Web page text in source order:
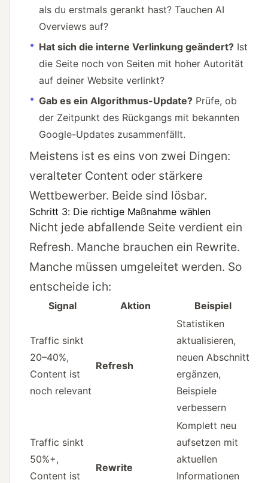
als du erstmals gerankt hast? Tauchen AI
Overviews auf?
Hat sich die interne Verlinkung geändert? Ist
die Seite noch von Seiten mit hoher Autorität
auf deiner Website verlinkt?
Gab es ein Algorithmus-Update? Prüfe, ob
der Zeitpunkt des Rückgangs mit bekannten
Google-Updates zusammenfällt.
Meistens ist es eins von zwei Dingen:
veralteter Content oder stärkere
Wettbewerber. Beide sind lösbar.
Schritt 3: Die richtige Maßnahme wählen
Nicht jede abfallende Seite verdient ein
Refresh. Manche brauchen ein Rewrite.
Manche müssen umgeleitet werden. So
entscheide ich:
Signal Aktion Beispiel
Traffic sinkt
20–40%,
Content ist
noch relevant
Refresh
Statistiken
aktualisieren,
neuen Abschnitt
ergänzen,
Beispiele
verbessern
Traffic sinkt
50%+,
Content ist
Rewrite
Komplett neu
aufsetzen mit
aktuellen
Informationen